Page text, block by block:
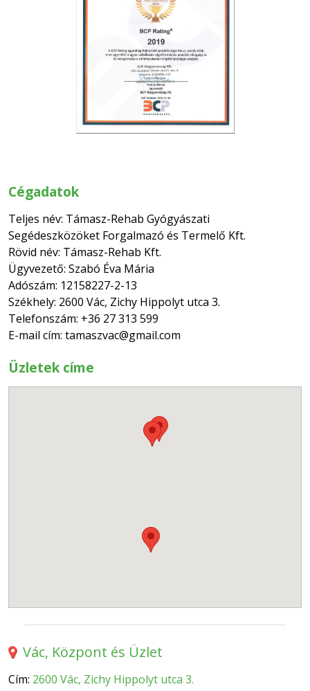
Cégadatok
Teljes név: Támasz-Rehab Gyógyászati
Segédeszközöket Forgalmazó és Termelő Kft.
Rövid név: Támasz-Rehab Kft.
Ügyvezető: Szabó Éva Mária
Adószám: 12158227-2-13
Székhely: 2600 Vác, Zichy Hippolyt utca 3.
Telefonszám: +36 27 313 599
E-mail cím: tamaszvac@gmail.com
Üzletek címe
Vác, Központ és Üzlet
Cím: 2600 Vác, Zichy Hippolyt utca 3.